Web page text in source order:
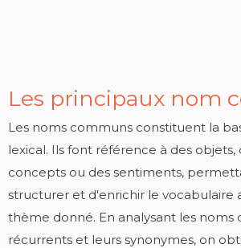
Les principaux nom
Les noms communs constituent la
lexical. Ils font référence à des objets,
concepts ou des sentiments,
structurer et d'enrichir le vocabulaire
thème donné. En analysant les noms
récurrents et leurs synonymes, on